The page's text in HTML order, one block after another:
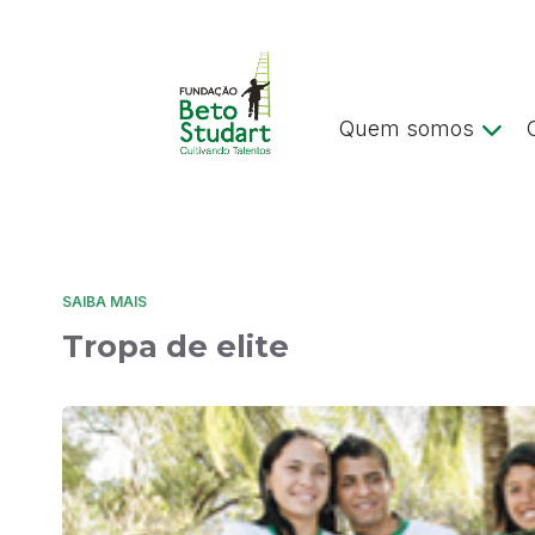
Quem somos
SAIBA MAIS
Tropa de elite